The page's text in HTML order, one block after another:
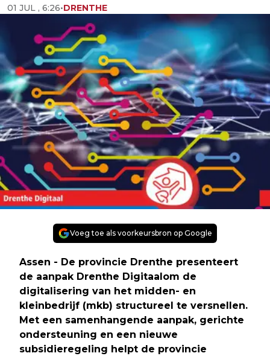
01 JUL , 6:26•DRENTHE
Voeg toe als voorkeursbron op Google
Assen - De provincie Drenthe presenteert
de aanpak Drenthe Digitaalom de
digitalisering van het midden- en
kleinbedrijf (mkb) structureel te versnellen.
Met een samenhangende aanpak, gerichte
ondersteuning en een nieuwe
subsidieregeling helpt de provincie